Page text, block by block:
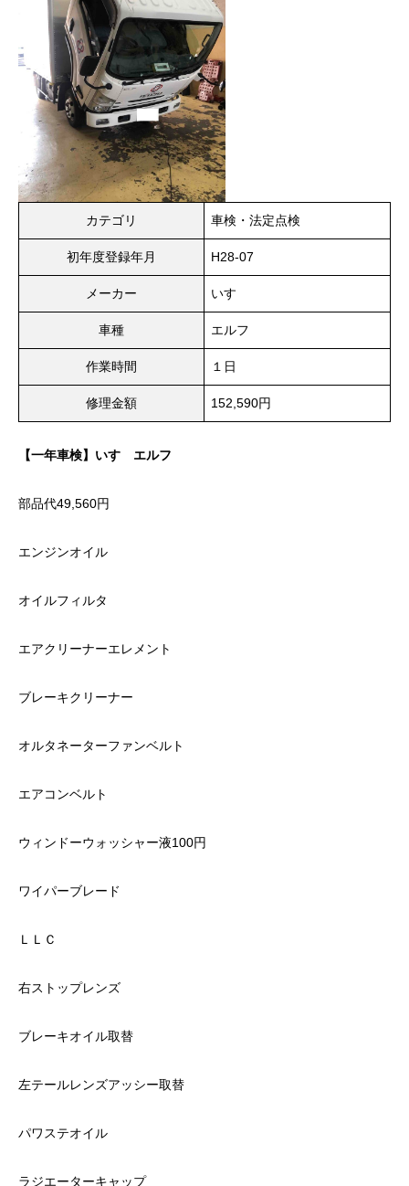
カテゴリ 車検・法定点検
初年度登録年月 H28-07
メーカー いすゞ
車種 エルフ
作業時間 １日
修理金額 152,590円
【一年車検】いすゞエルフ
部品代49,560円
エンジンオイル
オイルフィルタ
エアクリーナーエレメント
ブレーキクリーナー
オルタネーターファンベルト
エアコンベルト
ウィンドーウォッシャー液100円
ワイパーブレード
ＬＬＣ
右ストップレンズ
ブレーキオイル取替
左テールレンズアッシー取替
パワステオイル
ラジエーターキャップ